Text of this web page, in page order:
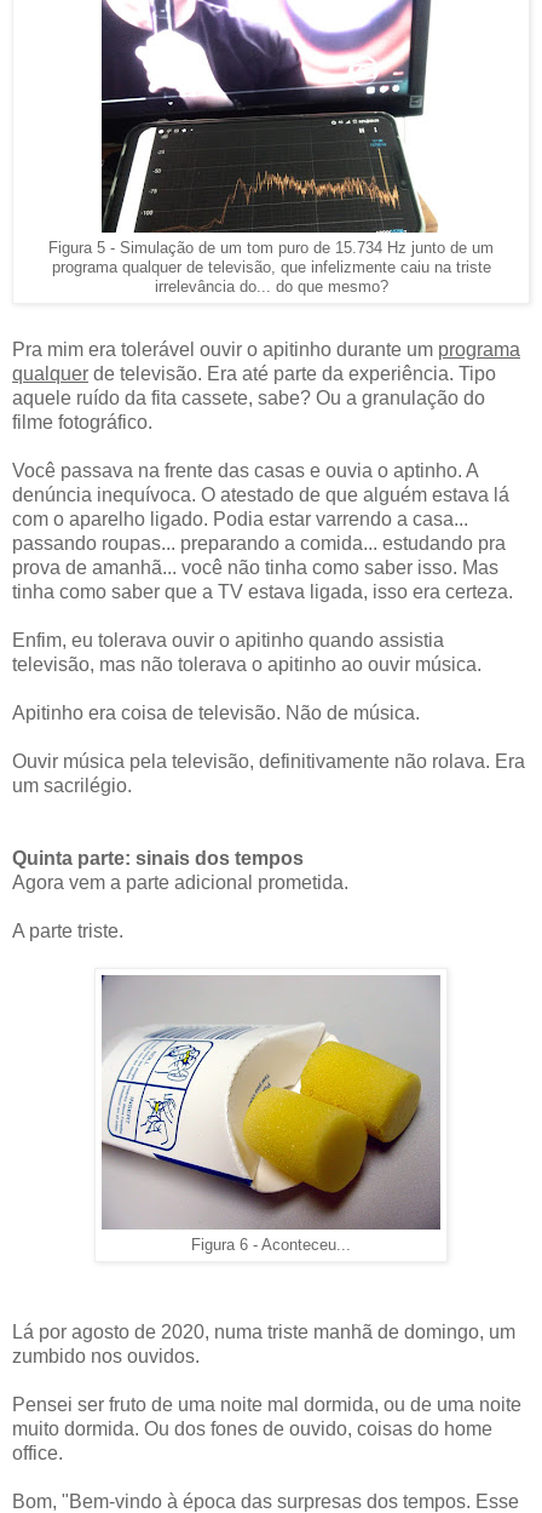
Figura 5 - Simulação de um tom puro de 15.734 Hz junto de um
programa qualquer de televisão, que infelizmente caiu na triste
irrelevância do... do que mesmo?
Pra mim era tolerável ouvir o apitinho durante um programa
qualquer de televisão. Era até parte da experiência. Tipo
aquele ruído da fita cassete, sabe? Ou a granulação do
filme fotográfico.
Você passava na frente das casas e ouvia o aptinho. A
denúncia inequívoca. O atestado de que alguém estava lá
com o aparelho ligado. Podia estar varrendo a casa...
passando roupas... preparando a comida... estudando pra
prova de amanhã... você não tinha como saber isso. Mas
tinha como saber que a TV estava ligada, isso era certeza.
Enfim, eu tolerava ouvir o apitinho quando assistia
televisão, mas não tolerava o apitinho ao ouvir música.
Apitinho era coisa de televisão. Não de música.
Ouvir música pela televisão, definitivamente não rolava. Era
um sacrilégio.
Quinta parte: sinais dos tempos
Agora vem a parte adicional prometida.
A parte triste.
Figura 6 - Aconteceu...
Lá por agosto de 2020, numa triste manhã de domingo, um
zumbido nos ouvidos.
Pensei ser fruto de uma noite mal dormida, ou de uma noite
muito dormida. Ou dos fones de ouvido, coisas do home
office.
Bom, "Bem-vindo à época das surpresas dos tempos. Esse